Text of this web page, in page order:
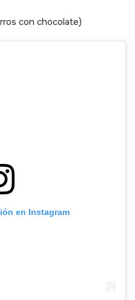
con chocolate)
en Instagram